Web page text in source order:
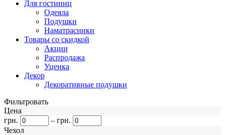
Для гостиниц
Одеяла
Подушки
Наматрасники
Товары со скидкой
Акции
Распродажа
Уценка
Декор
Декоративные подушки
Фильтровать
Цена
грн.
– грн.
Чехол